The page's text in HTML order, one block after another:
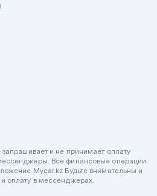
и не принимает оплату
Все финансовые операции
Mycar.kz Будьте внимательны и
оплату в мессенджерах.